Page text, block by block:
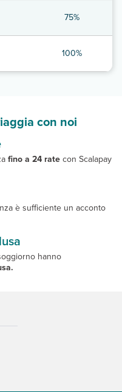
75%
100%
con noi
fino a 24 ratecon Scalapay
è sufficiente un acconto
hanno